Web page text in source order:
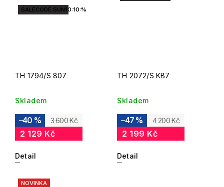
SALECODE:SUN10:10:%
TH 1794/S 807
Skladem
3 600 Kč
–40 %
2 129 Kč
Detail
TH 2072/S KB7
Skladem
4 200 Kč
–47 %
2 199 Kč
Detail
NOVINKA